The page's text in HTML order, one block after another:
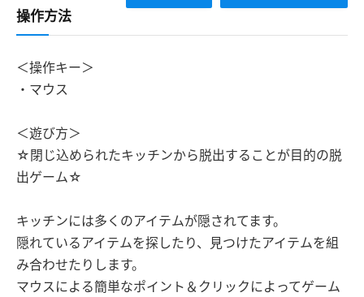
操作方法
＜操作キー＞
・マウス
＜遊び方＞
☆閉じ込められたキッチンから脱出することが目的の脱
出ゲーム☆
キッチンには多くのアイテムが隠されてます。
隠れているアイテムを探したり、見つけたアイテムを組
み合わせたりします。
マウスによる簡単なポイント＆クリックによってゲーム